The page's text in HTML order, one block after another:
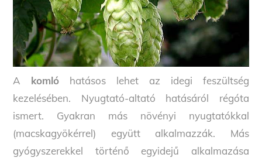
A komló hatásos lehet az idegi feszültség
kezelésében. Nyugtató-altató hatásáról régóta
ismert. Gyakran más növényi nyugtatókkal
(macskagyökérrel) együtt alkalmazzák. Más
gyógyszerekkel történő egyidejű alkalmazása